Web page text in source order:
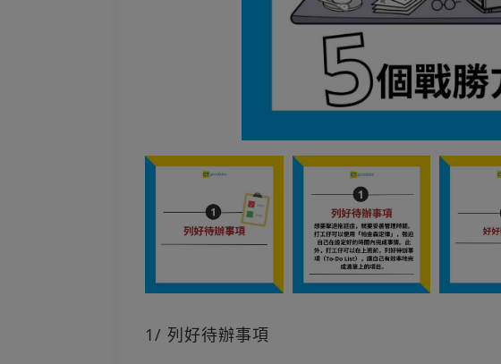
1/ 列好待辦事項